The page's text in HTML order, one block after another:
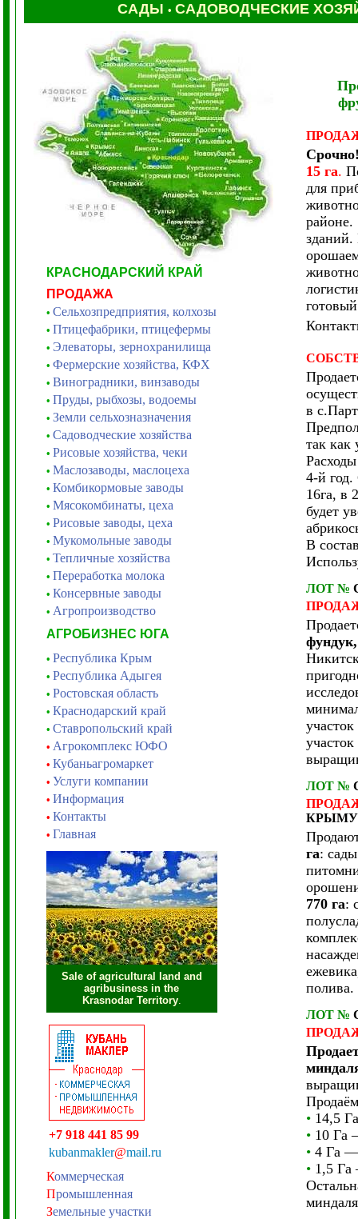
САДЫ • САДОВОДЧЕСКИЕ
КРАСНОДАРСКИЙ КРАЙ
ПРОДАЖА
• Сельхозпредприятия, колхозы
• Птицефабрики, птицефермы
• Элеваторы, зернохранилища
• Фермерские хозяйства, КФХ
• Виноградники, винзаводы
• Пруды, рыбхозы, водоемы
• Земли сельхозназначения
• Садоводческие хозяйства
• Рисовые хозяйства, чеки
• Маслозаводы, маслоцеха
• Комбикормовые заводы
• Мясокомбинаты, цеха
• Рисовые заводы, цеха
• Мукомольные заводы
• Тепличные хозяйства
• Переработка молока
• Консервные заводы
• Агропроизводство
АГРОБИЗНЕС ЮГА
• Республика Крым
• Республика Адыгея
• Ростовская область
• Краснодарский край
• Ставропольский край
• Агрокомплекс ЮФО
• Кубаньагромаркет
• Услуги компании
• Информация
• Контакты
• Главная
Sale of agricultural land and
agribusiness in the
Krasnodar Territory.
+7 918 441 85 99
kubanmakler@mail.ru
Коммерческая
Промышленная
Земельные участки
15 га.
для
районе.
зданий.
в
так как
4-й год.
16га, в
будет
В
ЛОТ №
ЛОТ №
КРЫМУ
га:
770 га:
полива.
ЛОТ №
• 14,5
• 10 Га
• 4 Га —
• 1,5 Га